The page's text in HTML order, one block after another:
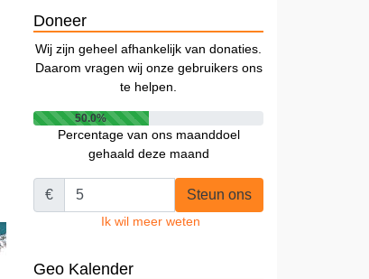
Doneer
Wij zijn geheel afhankelijk van donaties.
Daarom vragen wij onze gebruikers ons
te helpen.
50.0%
Percentage van ons maanddoel
gehaald deze maand
€ Steun ons
Ik wil meer weten
Geo Kalender